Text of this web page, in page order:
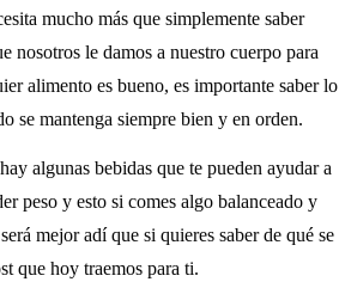
mucho más que simplemente saber
nosotros le damos a nuestro cuerpo para
alimento es bueno, es importante saber lo
se mantenga siempre bien y en orden.
algunas bebidas que te pueden ayudar a
peso y esto si comes algo balanceado y
mejor adí que si quieres saber de qué se
que hoy traemos para ti.